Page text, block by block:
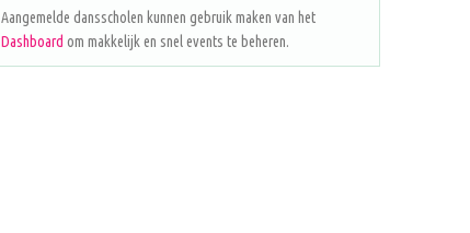
Aangemelde dansscholen kunnen gebruik maken van het
Dashboard om makkelijk en snel events te beheren.